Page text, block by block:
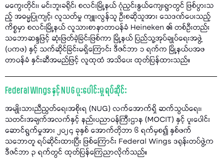
မကွေးတိုင်း၊ မင်းဘူးခရိုင်၊ စလင်းမြို့နယ် ဂုံညှင်းနွယ်ကျေးရွာတွင် ဖြစ်ပွားသ
ည့် အဓမ္မပြုကျင့်၊ လူသတ်မှု ကျူးလွန်သူ ဦးစဆိုသူအား သေဒဏ်ပေးသည့်
ကိစ္စမှာ စလင်းမြို့နယ် လူသားစာနာတာဝန်ခံ Heineken ၏ တစ်ဦးတည်း
သဘောဆန္ဒဖြင့် ဆုံးဖြတ်ခဲ့ခြင်းဖြစ်ကာ မြို့နယ် ပြည်သူ့အုပ်ချုပ်ရေးအဖွဲ့
(ပကဖ) နှင့် သက်ဆိုင်ခြင်းမရှိကြောင်း ဒီဇင်ဘာ ၁ ရက်က မြို့နယ်ပအဖ
တာဝန်ခံ နှင်းဆီအမည်ဖြင့် လူထုထံ အသိပေး ထုတ်ပြန်ထားသည်။
Federal Wings နှင့် NUG ပူးပေါင်းမှု ရပ်ဆိုင်း
အမျိုးသားညီညွတ်ရေးအစိုးရ (NUG) လက်အောက်ရှိ ဆက်သွယ်ရေး၊
သတင်းအချက်အလက်နှင့် နည်းပညာဝန်ကြီးဌာန (MOCIT) နှင့် ပူးပေါင်း
ဆောင်ရွက်မှုအား ၂၀၂၄ ခုနှစ် အောက်တိုဘာ ၆ ရက်မှစ၍ နှစ်ဖက်
သဘောတူ ရပ်ဆိုင်းထားပြီး ဖြစ်ကြောင်း Federal Wings ဒရုန်းတပ်ဖွဲ့က
ဒီဇင်ဘာ ၃ ရက်တွင် ထုတ်ပြန်ကြေညာလိုက်သည်။